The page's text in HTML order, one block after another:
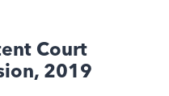
Court
2019